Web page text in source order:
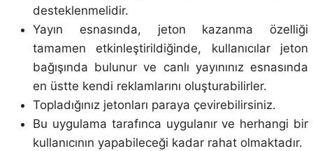
desteklenmelidir.
Yayın esnasında, jeton kazanma özelliği
tamamen etkinleştirildiğinde, kullanıcılar jeton
bağışında bulunur ve canlı yayınınız esnasında
en üstte kendi reklamlarını oluşturabilirler.
Topladığınız jetonları paraya çevirebilirsiniz.
Bu uygulama tarafınca uygulanır ve herhangi bir
kullanıcının yapabileceği kadar rahat olmaktadır.